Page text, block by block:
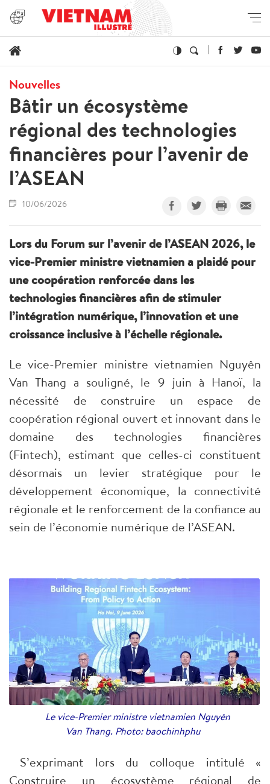
Nouvelles
Bâtir un écosystème
régional des technologies
financières pour l’avenir de
l’ASEAN
10/06/2026
Lors du Forum sur l’avenir de l’ASEAN 2026, le
vice-Premier ministre vietnamien a plaidé pour
une coopération renforcée dans les
technologies financières afin de stimuler
l’intégration numérique, l’innovation et une
croissance inclusive à l’échelle régionale.
Le vice-Premier ministre vietnamien Nguyên
Van Thang a souligné, le 9 juin à Hanoï, la
nécessité de construire un espace de
coopération régional ouvert et innovant dans le
domaine des technologies financières
(Fintech), estimant que celles-ci constituent
désormais un levier stratégique pour le
développement économique, la connectivité
régionale et le renforcement de la confiance au
sein de l’économie numérique de l’ASEAN.
Le vice-Premier ministre vietnamien Nguyên
Van Thang. Photo: baochinhphu
S’exprimant lors du colloque intitulé «
Construire un écosystème régional de